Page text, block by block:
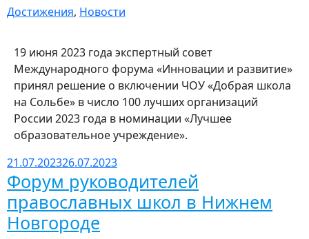
Достижения, Новости
19 июня 2023 года экспертный совет
Международного форума «Инновации и развитие»
принял решение о включении ЧОУ «Добрая школа
на Сольбе» в число 100 лучших организаций
России 2023 года в номинации «Лучшее
образовательное учреждение».
21.07.202326.07.2023
Форум руководителей
православных школ в Нижнем
Новгороде